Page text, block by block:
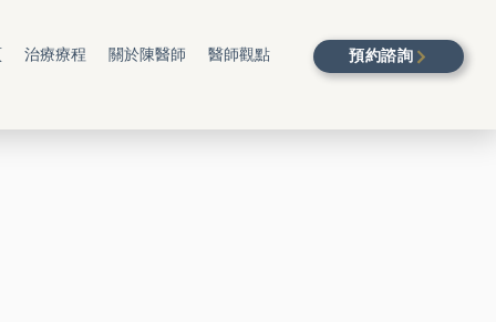
治療療程 關於陳醫師 醫師觀點 預約諮詢